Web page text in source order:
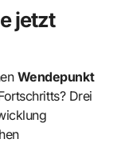
jetzt
Wendepunkt
Drei